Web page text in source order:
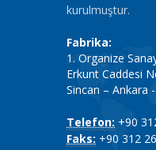
kurulmuştur.
Fabrika:
1. Organize
Erkunt Caddesi
Sincan – Ankara
Telefon: +90
Faks: +90 312